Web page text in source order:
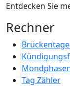
Entdecken Sie
Rechner
Tag Zähler